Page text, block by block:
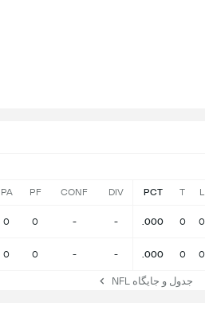
L
T
PCT
DIV
CONF
PF
PA
0
0
.000
-
-
0
0
0
0
.000
-
-
0
0
جدول و جایگاه NFL